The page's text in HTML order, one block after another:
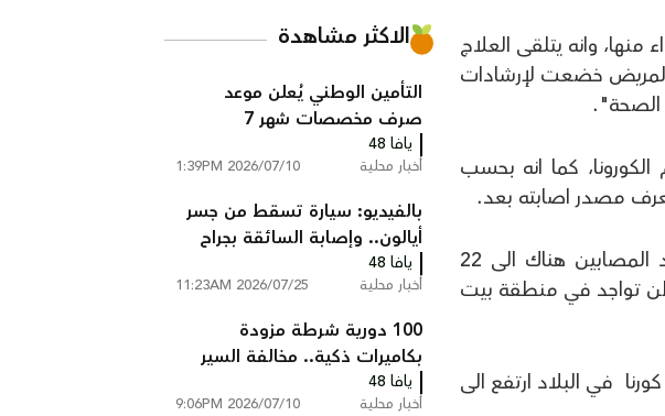
وانه يتلقى العلاج
خضعت لإرشادات
الصحة".
كما انه بحسب
مصدر اصابته بعد.
الى ذلك، وفي اعقاب انتشار فيروس كورونا في منطقة بيت لحم، ووصول عدد المصابين هناك الى 22
تواجد في منطقة بيت
في البلاد ارتفع الى
الاكثر مشاهدة
التأمين الوطني يُعلن موعد
صرف مخصصات شهر 7
يافا 48
أخبار محلية 2026/07/10 1:39PM
بالفيديو: سيارة تسقط من جسر
أيالون.. وإصابة السائقة بجراح
خطيرة
يافا 48
أخبار محلية 2026/07/25 11:23AM
100 دورية شرطة مزودة
بكاميرات ذكية.. مخالفة السير
تصلك إلى المنزل دون أن تتوقف
يافا 48
أخبار محلية 2026/07/10 9:06PM